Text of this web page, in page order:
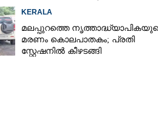
KERALA
മലപ്പുറത്തെ
മരണം കൊലപാതകം; പ്രതി
സ്റ്റേഷനിൽ കീഴടങ്ങി